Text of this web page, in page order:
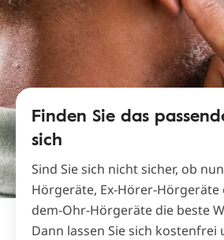
Finden Sie das
sich
Sind Sie sich nicht sicher, ob
Hörgeräte, Ex-Hörer-
dem-Ohr-Hörgeräte die beste
Dann lassen Sie sich kostenfrei